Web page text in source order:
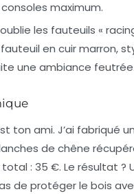
maximum.
les fauteuils «
en cuir marron,
une ambiance
ton ami. J’ai fabriqué
de chêne
: 35 €. Le résultat ?
de protéger le bois